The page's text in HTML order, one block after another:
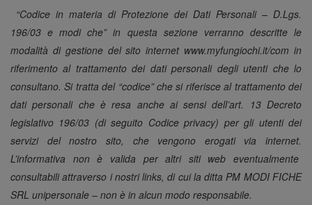
“Codice in materia di Protezione dei Dati Personali – D.Lgs.
196/03 e modi che” in questa sezione verranno descritte le
modalità di gestione del sito internet www.myfungiochi.it/com in
riferimento al trattamento dei dati personali degli utenti che lo
consultano. Si tratta del “codice” che si riferisce al trattamento dei
dati personali che è resa anche ai sensi dell’art. 13 Decreto
legislativo 196/03 (di seguito Codice privacy) per gli utenti dei
servizi del nostro sito, che vengono erogati via internet.
L’informativa non è valida per altri siti web eventualmente
consultabili attraverso i nostri links, di cui la ditta PM MODI FICHE
SRL unipersonale – non è in alcun modo responsabile.